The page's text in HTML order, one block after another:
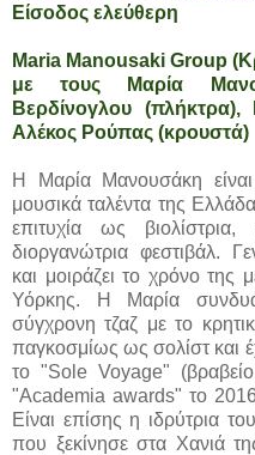
Είσοδος ελεύθερη
Maria Manousaki Group
με τους Μαρία
Βερδίνογλου
Αλέκος Ρούπας (κρουστά)
Η Μαρία Μανουσάκη
μουσικά ταλέντα της
επιτυχία ως
διοργανώτρια φεστιβάλ.
και μοιράζει το χρόνο της
Υόρκης. Η Μαρία
σύγχρονη τζαζ με το
παγκοσμίως ως σολίστ και
το "Sole Voyage"
"Academia awards" το
Είναι επίσης η ιδρύτρια
που ξεκίνησε στα Χανιά